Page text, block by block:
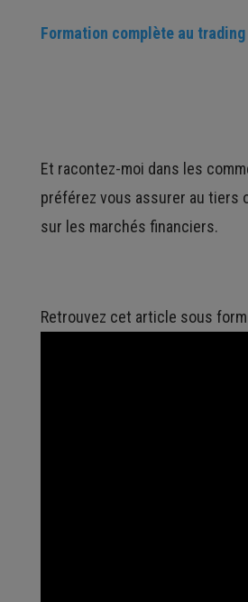
Formation complète au trading
Et racontez-moi dans les
préférez vous assurer au tiers
sur les marchés financiers.
Retrouvez cet article sous